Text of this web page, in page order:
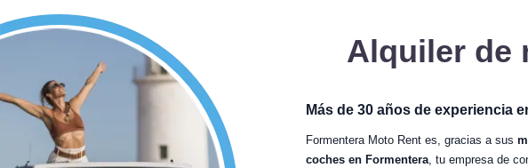
Alquiler de
Más de 30 años de experiencia
Formentera Moto Rent es, gracias a sus
coches en Formentera, tu empresa de